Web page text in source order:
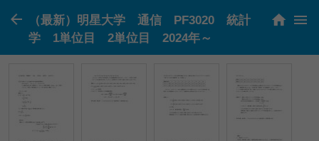
（最新）明星大学 通信 PF3020 統計
学 1単位目 2単位目 2024年～